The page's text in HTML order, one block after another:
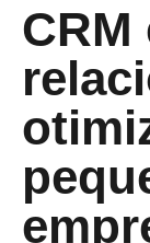
CRM